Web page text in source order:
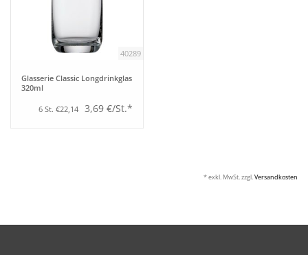
40289
Glasserie Classic Longdrinkglas
320ml
6 St. €22,14 3,69 €/St.*
* exkl. MwSt. zzgl.Versandkosten